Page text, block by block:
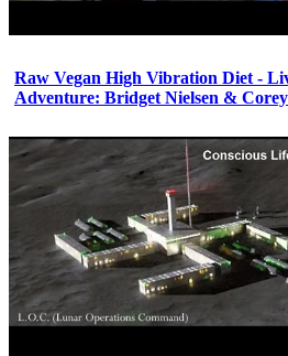
Raw Vegan High Vibration Diet -
Adventure: Bridget Nielsen &